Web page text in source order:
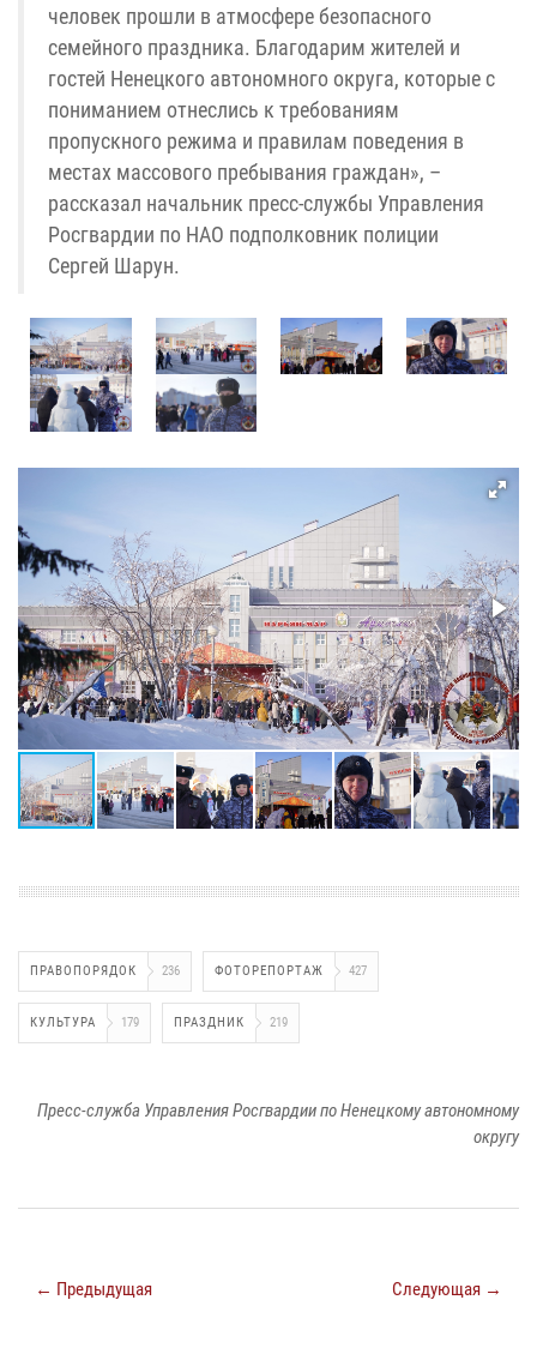
человек прошли в атмосфере безопасного
семейного праздника. Благодарим жителей и
гостей Ненецкого автономного округа, которые с
пониманием отнеслись к требованиям
пропускного режима и правилам поведения в
местах массового пребывания граждан», –
рассказал начальник пресс-службы Управления
Росгвардии по НАО подполковник полиции
Сергей Шарун.
ПРАВОПОРЯДОК 236 ФОТОРЕПОРТАЖ 427
КУЛЬТУРА 179 ПРАЗДНИК 219
Пресс-служба Управления Росгвардии по Ненецкому автономному
округу
← Предыдущая Следующая →